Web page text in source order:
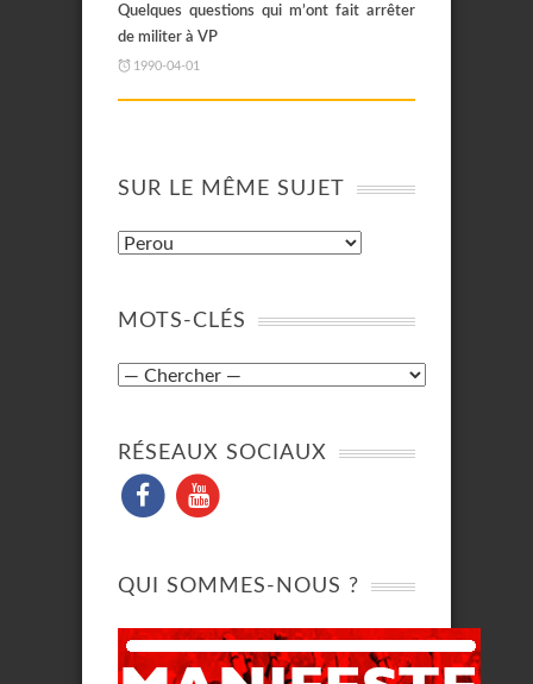
Quelques questions qui m’ont fait arrêter
de militer à VP
1990-04-01
SUR LE MÊME SUJET
MOTS-CLÉS
RÉSEAUX SOCIAUX
QUI SOMMES-NOUS ?